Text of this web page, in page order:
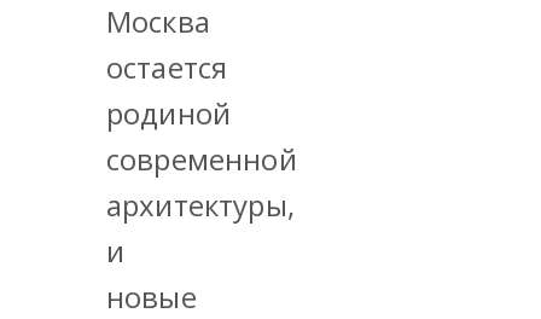
Москва
остается
родиной
современной
архитектуры,
и
новые